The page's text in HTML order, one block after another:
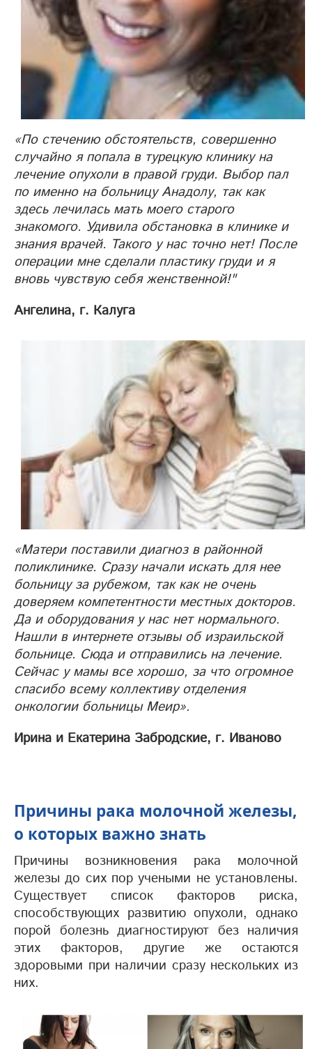
«По стечению обстоятельств, совершенно
случайно я попала в турецкую клинику на
лечение опухоли в правой груди. Выбор пал
по именно на больницу Анадолу, так как
здесь лечилась мать моего старого
знакомого. Удивила обстановка в клинике и
знания врачей. Такого у нас точно нет! После
операции мне сделали пластику груди и я
вновь чувствую себя женственной!"
Ангелина, г. Калуга
«Матери поставили диагноз в районной
поликлинике. Сразу начали искать для нее
больницу за рубежом, так как не очень
доверяем компетентности местных докторов.
Да и оборудования у нас нет нормального.
Нашли в интернете отзывы об израильской
больнице. Сюда и отправились на лечение.
Сейчас у мамы все хорошо, за что огромное
спасибо всему коллективу отделения
онкологии больницы Меир».
Ирина и Екатерина Забродские, г. Иваново
Причины рака молочной железы,
о которых важно знать
Причины возникновения рака молочной
железы до сих пор учеными не установлены.
Существует список факторов риска,
способствующих развитию опухоли, однако
порой болезнь диагностируют без наличия
этих факторов, другие же остаются
здоровыми при наличии сразу нескольких из
них.